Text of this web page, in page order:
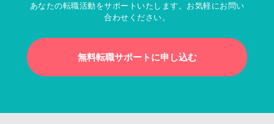
あなたの転職活動をサポートいたします。お気軽にお問い
合わせください。
無料転職サポートに申し込む